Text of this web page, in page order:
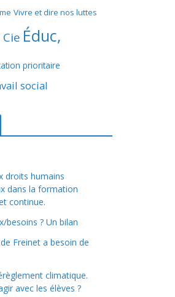
Vivre et dire nos luttes
Éduc,
prioritaire
social
droits humains
dans la formation
continue.
besoins ? Un bilan
Freinet a besoin de
climatique.
avec les élèves ?